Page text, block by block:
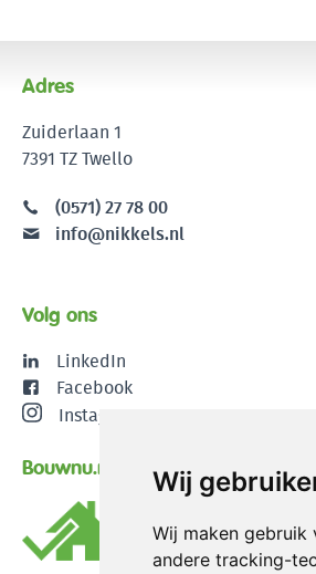
Wij
Wij maken gebruik
andere tracking-
Adres
Zuiderlaan 1
7391 TZ Twello
(0571) 27 78 00
info@nikkels.nl
Volg ons
LinkedIn
Facebook
Instagram
Bouwnu.nl